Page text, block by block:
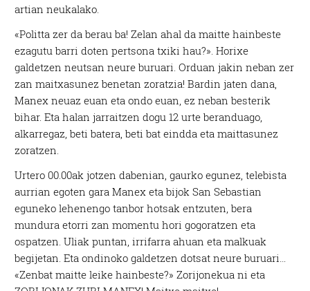
artian neukalako.
«Politta zer da berau ba! Zelan ahal da maitte hainbeste
ezagutu barri doten pertsona txiki hau?». Horixe
galdetzen neutsan neure buruari. Orduan jakin neban zer
zan maitxasunez benetan zoratzia! Bardin jaten dana,
Manex neuaz euan eta ondo euan, ez neban besterik
bihar. Eta halan jarraitzen dogu 12 urte beranduago,
alkarregaz, beti batera, beti bat eindda eta maittasunez
zoratzen.
Urtero 00.00ak jotzen dabenian, gaurko egunez, telebista
aurrian egoten gara Manex eta bijok San Sebastian
eguneko lehenengo tanbor hotsak entzuten, bera
mundura etorri zan momentu hori gogoratzen eta
ospatzen. Uliak puntan, irrifarra ahuan eta malkuak
begijetan. Eta ondinoko galdetzen dotsat neure buruari…
«Zenbat maitte leike hainbeste?» Zorijonekua ni eta